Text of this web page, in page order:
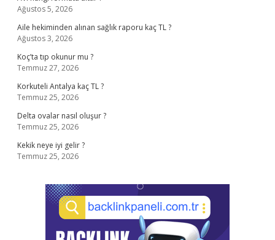
Ağustos 5, 2026
Aile hekiminden alınan sağlık raporu kaç TL ?
Ağustos 3, 2026
Koç’ta tıp okunur mu ?
Temmuz 27, 2026
Korkuteli Antalya kaç TL ?
Temmuz 25, 2026
Delta ovalar nasıl oluşur ?
Temmuz 25, 2026
Kekik neye iyi gelir ?
Temmuz 25, 2026